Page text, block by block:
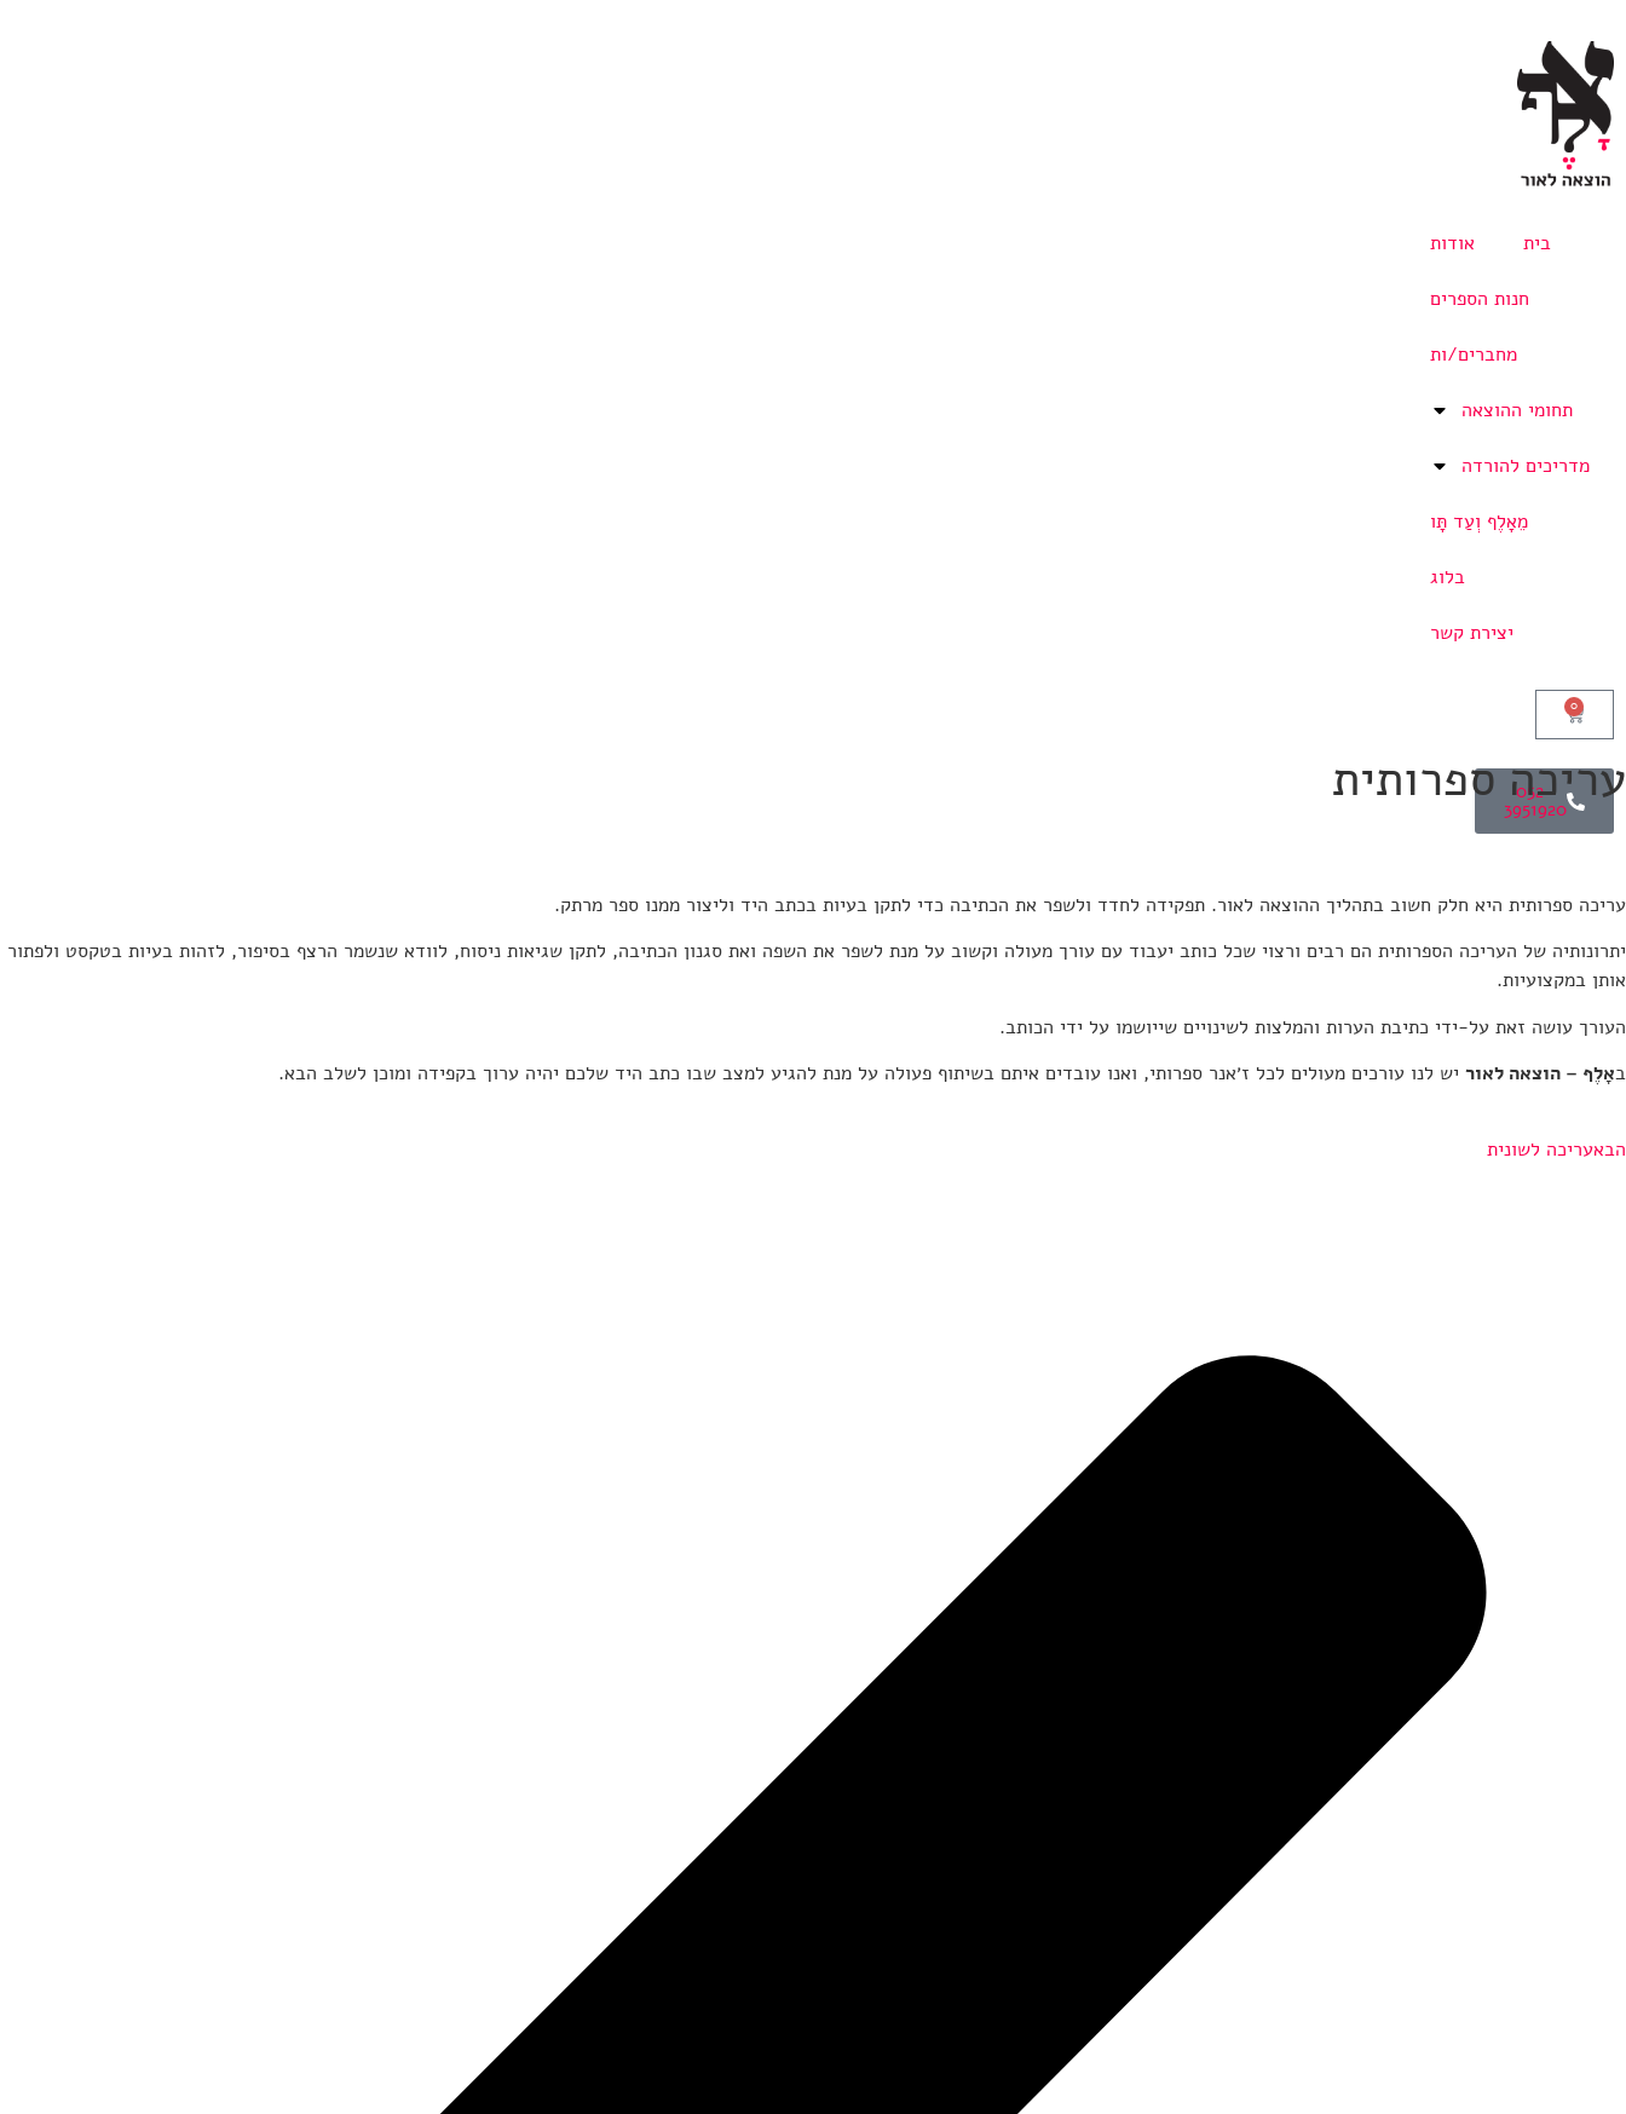
בית אודות
חנות הספרים
מחברים/ות
תחומי ההוצאה
מדריכים להורדה
מֵאָלֶף וְעַד תָּו
בלוג
יצירת קשר
0
052-
3951920
עריכה ספרותית
עריכה ספרותית היא חלק חשוב בתהליך ההוצאה לאור. תפקידה לחדד ולשפר את הכתיבה כדי לתקן בעיות בכתב היד וליצור ממנו ספר מרתק.
יתרונותיה של העריכה הספרותית הם רבים ורצוי שכל כותב יעבוד עם עורך מעולה וקשוב על מנת לשפר את השפה ואת סגנון הכתיבה, לתקן שגיאות ניסוח, לוודא שנשמר הרצף בסיפור, לזהות בעיות בטקסט ולפתור
אותן במקצועיות.
העורך עושה זאת על-ידי כתיבת הערות והמלצות לשינויים שייושמו על ידי הכותב.
באָלֶף – הוצאה לאור יש לנו עורכים מעולים לכל ז׳אנר ספרותי, ואנו עובדים איתם בשיתוף פעולה על מנת להגיע למצב שבו כתב היד שלכם יהיה ערוך בקפידה ומוכן לשלב הבא.
הבאעריכה לשונית